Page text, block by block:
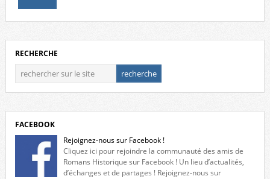
RECHERCHE
FACEBOOK
Rejoignez-nous sur Facebook !
Cliquez ici pour rejoindre la communauté des amis de
Romans Historique sur Facebook ! Un lieu d’actualités,
d’échanges et de partages ! Rejoignez-nous sur